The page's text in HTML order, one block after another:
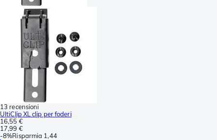
13 recensioni
UltiClip XL clip per foderi
16,55 €
17,99 €
-8%Risparmia 1,44